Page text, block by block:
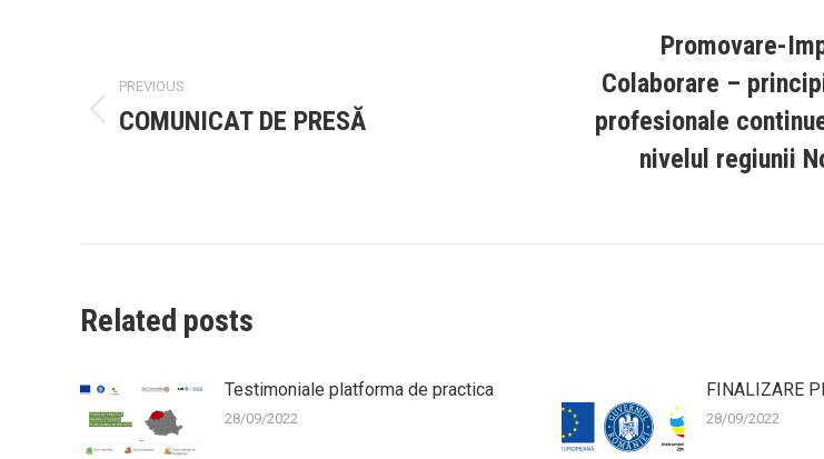
PREVIOUS
Previous
COMUNICAT DE PRESĂ
Next
Promovare-
Colaborare –
profesionale
nivelul regiunii
Related posts
Testimoniale platforma de practica
28/09/2022
FINALIZARE
28/09/2022